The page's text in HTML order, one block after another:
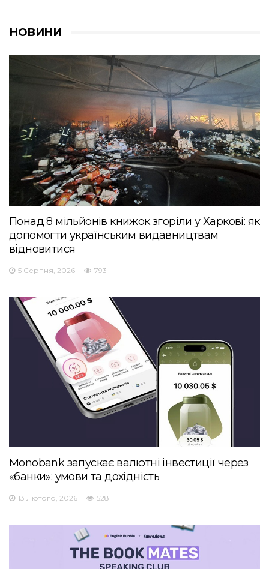
НОВИНИ
Понад 8 мільйонів книжок згоріли у Харкові: як
допомогти українським видавництвам
відновитися
5 Серпня, 2026 793
Monobank запускає валютні інвестиції через
«банки»: умови та дохідність
13 Лютого, 2026 528